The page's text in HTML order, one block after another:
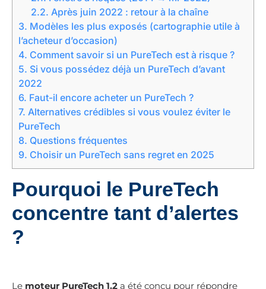
2.2. Après juin 2022 : retour à la chaîne
3. Modèles les plus exposés (cartographie utile à
l’acheteur d’occasion)
4. Comment savoir si un PureTech est à risque ?
5. Si vous possédez déjà un PureTech d’avant
2022
6. Faut-il encore acheter un PureTech ?
7. Alternatives crédibles si vous voulez éviter le
PureTech
8. Questions fréquentes
9. Choisir un PureTech sans regret en 2025
Pourquoi le PureTech
concentre tant d’alertes
?
Le moteur PureTech 1.2 a été conçu pour répondre